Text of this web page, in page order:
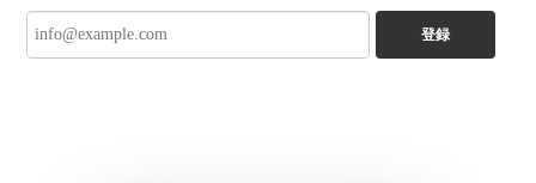
登録